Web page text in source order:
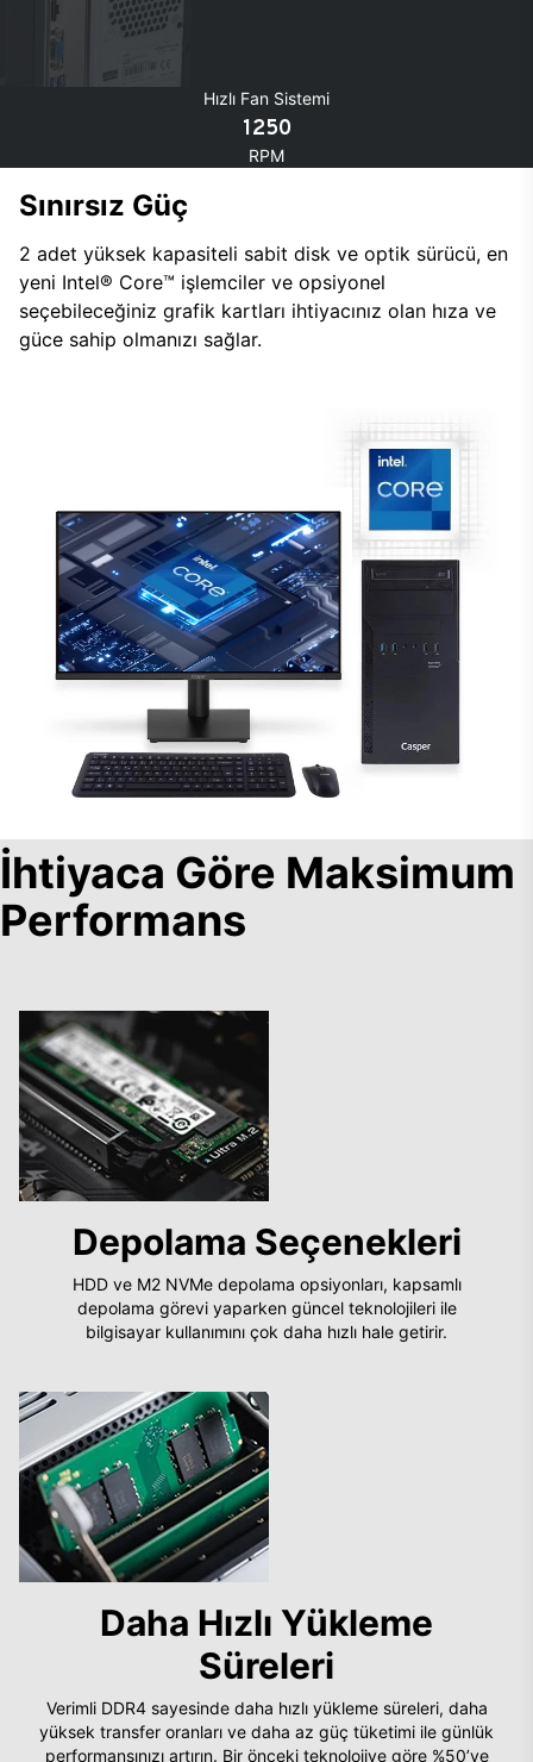
Hızlı Fan Sistemi
1250
RPM
Sınırsız Güç
2 adet yüksek kapasiteli sabit disk ve optik sürücü, en
yeni Intel® Core™ işlemciler ve opsiyonel
seçebileceğiniz grafik kartları ihtiyacınız olan hıza ve
güce sahip olmanızı sağlar.
İhtiyaca Göre Maksimum
Performans
Depolama Seçenekleri
HDD ve M2 NVMe depolama opsiyonları, kapsamlı
depolama görevi yaparken güncel teknolojileri ile
bilgisayar kullanımını çok daha hızlı hale getirir.
Daha Hızlı Yükleme
Süreleri
Verimli DDR4 sayesinde daha hızlı yükleme süreleri, daha
yüksek transfer oranları ve daha az güç tüketimi ile günlük
performansınızı artırın. Bir önceki teknolojiye göre %50’ye